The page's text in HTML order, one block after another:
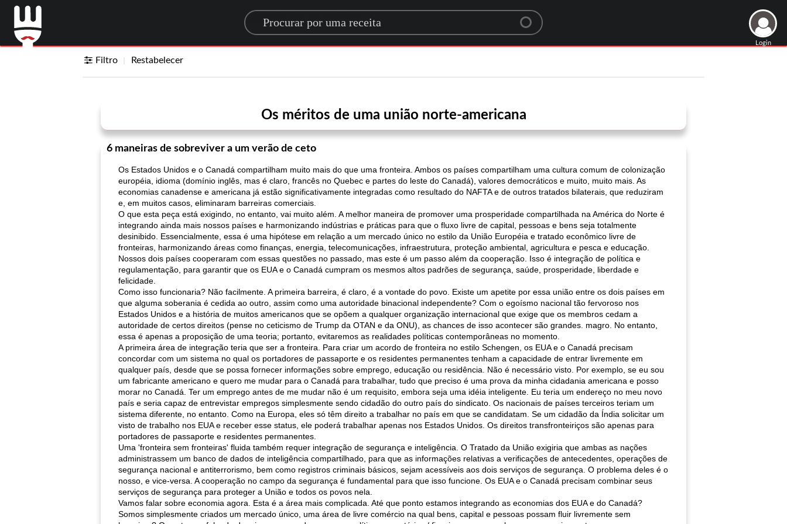
Search for a recipe
Login
Filtro Restabelecer
Os méritos de uma união norte-americana
6 maneiras de sobreviver a um verão de ceto
Os Estados Unidos e o Canadá compartilham muito mais do que uma fronteira. Ambos os países compartilham uma cultura comum de colonização
européia, idioma (domínio inglês, mas é claro, francês no Quebec e partes do leste do Canadá), valores democráticos e muito, muito mais. As
economias canadense e americana já estão significativamente integradas como resultado do NAFTA e de outros tratados bilaterais, que reduziram
e, em muitos casos, eliminaram barreiras comerciais.
O que esta peça está exigindo, no entanto, vai muito além. A melhor maneira de promover uma prosperidade compartilhada na América do Norte é
integrando ainda mais nossos países e harmonizando indústrias e práticas para que o fluxo livre de capital, pessoas e bens seja totalmente
desinibido. Essencialmente, essa é uma hipótese em relação a um mercado único no estilo da União Européia e tratado econômico livre de
fronteiras, harmonizando áreas como finanças, energia, telecomunicações, infraestrutura, proteção ambiental, agricultura e pesca e educação.
Nossos dois países cooperaram com essas questões no passado, mas este é um passo além da cooperação. Isso é integração de política e
regulamentação, para garantir que os EUA e o Canadá cumpram os mesmos altos padrões de segurança, saúde, prosperidade, liberdade e
felicidade.
Como isso funcionaria? Não facilmente. A primeira barreira, é claro, é a vontade do povo. Existe um apetite por essa união entre os dois países em
que alguma soberania é cedida ao outro, assim como uma autoridade binacional independente? Com o egoísmo nacional tão fervoroso nos
Estados Unidos e a história de muitos americanos que se opõem a qualquer organização internacional que exige que os membros cedam a
autoridade de certos direitos (pense no ceticismo de Trump da OTAN e da ONU), as chances de isso acontecer são grandes. magro. No entanto,
essa é apenas a proposição de uma teoria; portanto, evitaremos as realidades políticas contemporâneas no momento.
A primeira área de integração teria que ser a fronteira. Para criar um acordo de fronteira no estilo Schengen, os EUA e o Canadá precisam
concordar com um sistema no qual os portadores de passaporte e os residentes permanentes tenham a capacidade de entrar livremente em
qualquer país, desde que se possa fornecer informações sobre emprego, educação ou residência. Não é necessário visto. Por exemplo, se eu sou
um fabricante americano e quero me mudar para o Canadá para trabalhar, tudo que preciso é uma prova da minha cidadania americana e posso
morar no Canadá. Ter um emprego antes de me mudar não é um requisito, embora seja uma idéia inteligente. Eu teria um endereço no meu novo
país e seria capaz de entrevistar empregos simplesmente sendo cidadão do outro país do sindicato. Os nacionais de países terceiros teriam um
sistema diferente, no entanto. Como na Europa, eles só têm direito a trabalhar no país em que se candidatam. Se um cidadão da Índia solicitar um
visto de trabalho nos EUA e receber esse status, ele poderá trabalhar apenas nos Estados Unidos. Os direitos transfronteiriços são apenas para
portadores de passaporte e residentes permanentes.
Uma 'fronteira sem fronteiras' fluida também requer integração de segurança e inteligência. O Tratado da União exigiria que ambas as nações
administrassem um banco de dados de inteligência compartilhado, para que as informações relativas a verificações de antecedentes, operações de
segurança nacional e antiterrorismo, bem como registros criminais básicos, sejam acessíveis aos dois serviços de segurança. O problema deles é o
nosso, e vice-versa. A cooperação no campo da segurança é fundamental para que isso funcione. Os EUA e o Canadá precisam combinar seus
serviços de segurança para proteger a União e todos os povos nela.
Vamos falar sobre economia agora. Esta é a área mais complicada. Até que ponto estamos integrando as economias dos EUA e do Canadá?
Somos simplesmente criados um mercado único, uma área de livre comércio na qual bens, capital e pessoas possam fluir livremente sem